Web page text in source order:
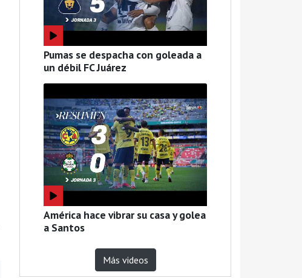
Pumas se despacha con goleada a
un débil FC Juárez
América hace vibrar su casa y golea
a Santos
Más videos